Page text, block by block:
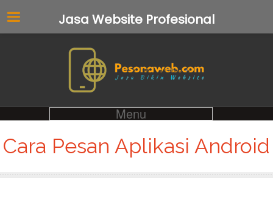
Menu
Cara Pesan Aplikasi Android
Jasa Website Profesional